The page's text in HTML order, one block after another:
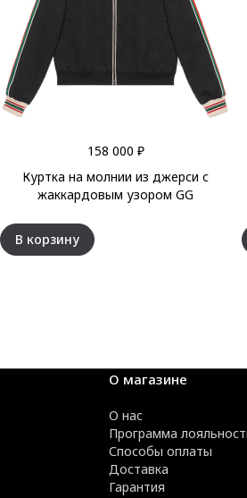
158 000 ₽
Куртка на молнии из джерси с
жаккардовым узором GG
В корзину
О магазине
О нас
Программа
Способы оплаты
Доставка
Гарантия